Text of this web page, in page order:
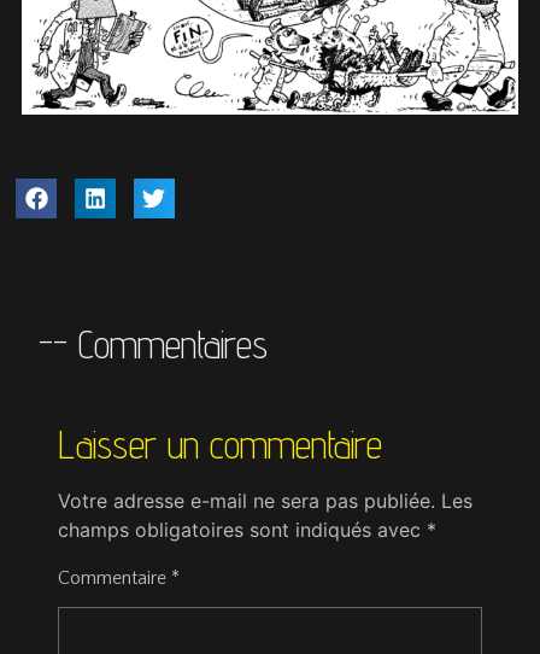
-- Commentaires
Laisser un commentaire
Votre adresse e-mail ne sera pas publiée. Les
champs obligatoires sont indiqués avec *
Commentaire *